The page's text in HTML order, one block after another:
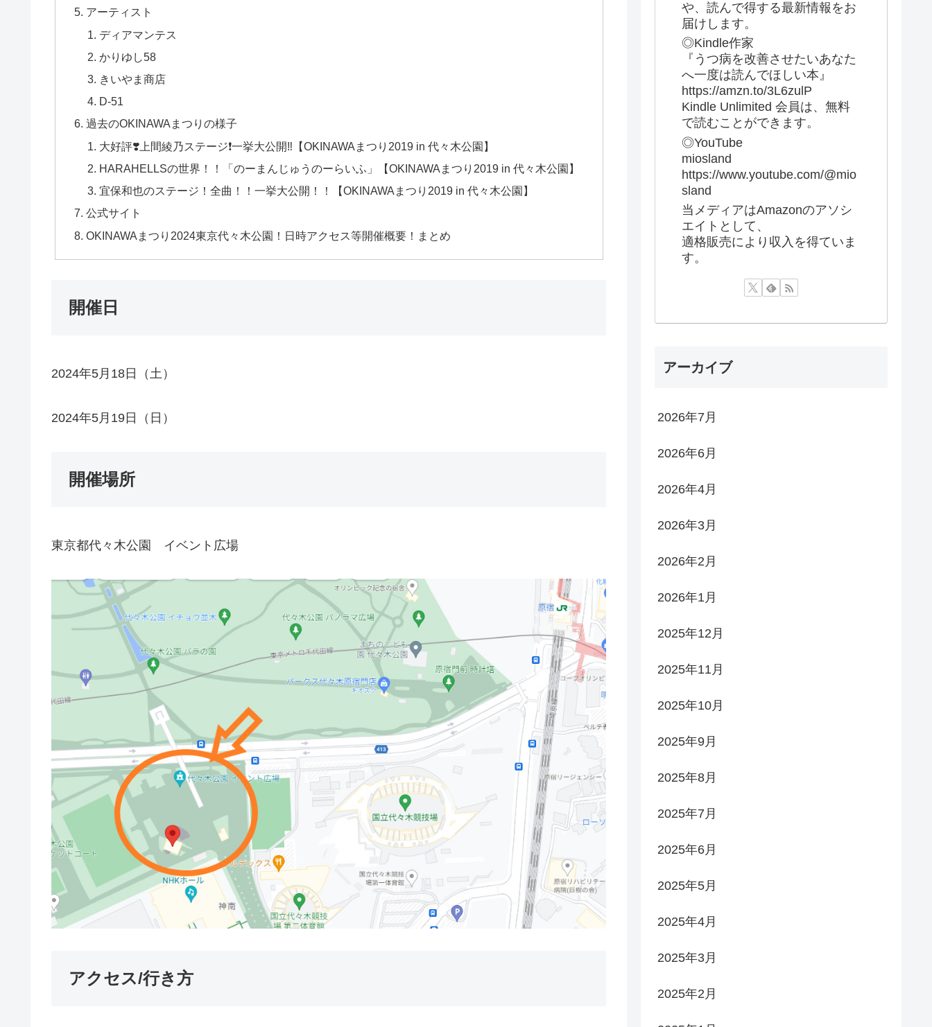
アーティスト
ディアマンテス
かりゆし58
きいやま商店
D-51
過去のOKINAWAまつりの様子
大好評❣️上間綾乃ステージ❗️一挙大公開‼️【OKINAWAまつり2019 in 代々木公園】
HARAHELLSの世界！！「のーまんじゅうのーらいふ」【OKINAWAまつり2019 in 代々木公園】
宜保和也のステージ！全曲！！一挙大公開！！【OKINAWAまつり2019 in 代々木公園】
公式サイト
OKINAWAまつり2024東京代々木公園！日時アクセス等開催概要！まとめ
開催日
2024年5月18日（土）
2024年5月19日（日）
開催場所
東京都代々木公園 イベント広場
アクセス/行き方
や、読んで得する最新情報をお
届けします。
◎Kindle作家
『うつ病を改善させたいあなた
へ一度は読んでほしい本』
https://amzn.to/3L6zulP
Kindle Unlimited 会員は、無料
で読むことができます。
◎YouTube
miosland
https://www.youtube.com/@mio
sland
当メディアはAmazonのアソシ
エイトとして、
適格販売により収入を得ていま
す。
アーカイブ
2026年7月
2026年6月
2026年4月
2026年3月
2026年2月
2026年1月
2025年12月
2025年11月
2025年10月
2025年9月
2025年8月
2025年7月
2025年6月
2025年5月
2025年4月
2025年3月
2025年2月